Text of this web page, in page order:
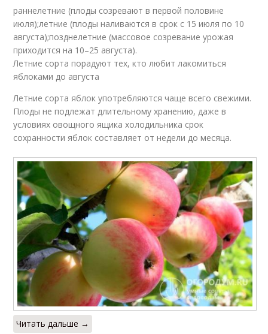
раннелетние (плоды созревают в первой половине
июля);летние (плоды наливаются в срок с 15 июля по 10
августа);позднелетние (массовое созревание урожая
приходится на 10–25 августа).
Летние сорта порадуют тех, кто любит лакомиться
яблоками до августа
Летние сорта яблок употребляются чаще всего свежими.
Плоды не подлежат длительному хранению, даже в
условиях овощного ящика холодильника срок
сохранности яблок составляет от недели до месяца.
Читать дальше →